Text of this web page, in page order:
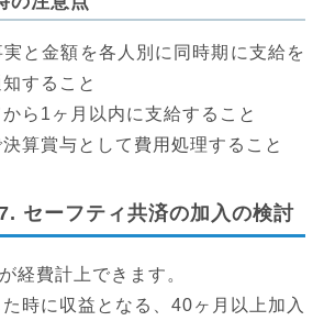
実と金額を各人別に同時期に支給を
すること
から1ヶ月以内に支給すること
決算賞与として費用処理すること
セーフティ共済の加入の検討
経費計上できます。
時に収益となる、40ヶ月以上加入